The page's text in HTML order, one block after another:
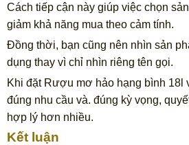
Cách tiếp cận này giúp việc chọn
giảm khả năng mua theo cảm tính.
Đồng thời, bạn cũng nên nhìn sản
dụng thay vì chỉ nhìn riêng tên gọi.
Khi đặt Rượu mơ hảo hạng bình 18l
đúng nhu cầu và. đúng kỳ vọng,
hợp lý hơn nhiều.
Kết luận